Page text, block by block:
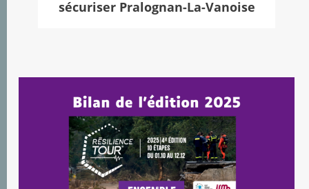
sécuriser Pralognan-La-Vanoise